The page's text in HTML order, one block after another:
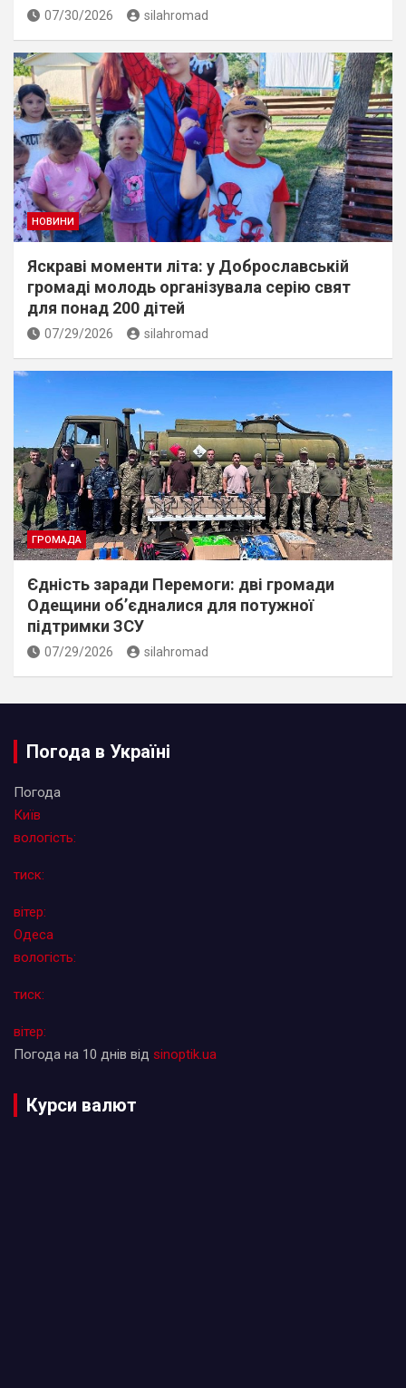
07/30/2026 silahromad
НОВИНИ
Яскраві моменти літа: у Доброславській
громаді молодь організувала серію свят
для понад 200 дітей
07/29/2026 silahromad
ГРОМАДА
Єдність заради Перемоги: дві громади
Одещини об’єдналися для потужної
підтримки ЗСУ
07/29/2026 silahromad
Погода в Україні
Погода
Київ
вологість:
тиск:
вітер:
Одеса
вологість:
тиск:
вітер:
Погода на 10 днів від sinoptik.ua
Курси валют